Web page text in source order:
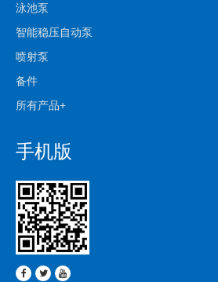
泳池泵
智能稳压自动泵
喷射泵
备件
所有产品+
手机版